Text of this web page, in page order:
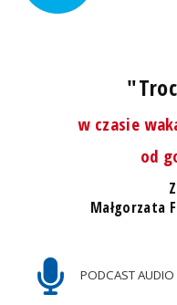
w czasie
od
Małgorzata
PODCAST AUDIO